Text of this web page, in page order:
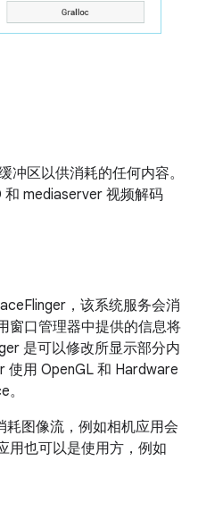
冲区以供消耗的任何内容。
和 mediaserver 视频解码
，该系统服务会消
窗口管理器中提供的信息将
是可以修改所显示部分内
使用 OpenGL 和 Hardware
耗图像流，例如相机应用会
用也可以是使用方，例如